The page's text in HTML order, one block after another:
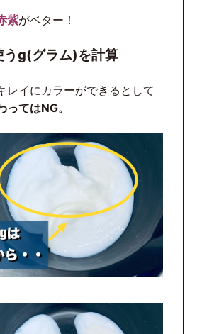
紫がベター！
g(グラム)を計算
レイにカラーができるとして
てはNG。